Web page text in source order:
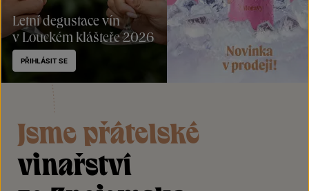
Letní degustace vín
v Louckém klášteře 2026
PŘIHLÁSIT SE
Jsme přátelské
vinařství